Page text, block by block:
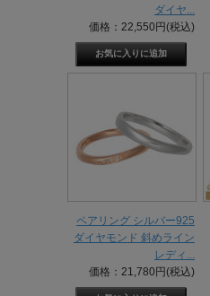
ダイヤ...
価格：22,550円(税込)
ペアリング シルバー925
ダイヤモンド 斜めライン
レディ...
価格：21,780円(税込)